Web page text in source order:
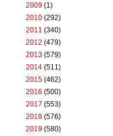
2009 (1)
2010 (292)
2011 (340)
2012 (479)
2013 (579)
2014 (511)
2015 (462)
2016 (500)
2017 (553)
2018 (576)
2019 (580)